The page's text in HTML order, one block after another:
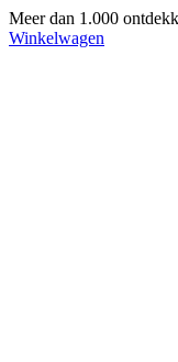
Meer dan 1.000
Winkelwagen